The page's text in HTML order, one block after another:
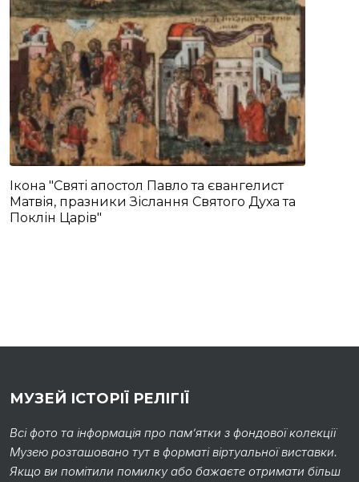
Ікона "Святі апостол Павло та євангелист
Матвія, празники Зіслання Святого Духа та
Поклін Царів"
МУЗЕЙ ІСТОРІЇ РЕЛІГІЇ
Всі фото та інформація про пам’ятки з фондової колекції
Музею розташовано тут в форматі віртуальної виставки.
Якщо ви помітили помилку або бажаєте отримати більш